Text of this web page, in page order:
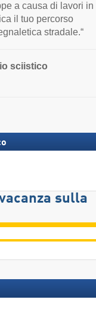
a causa di lavori in
il tuo percorso
stradale.“
sciistico
sulla